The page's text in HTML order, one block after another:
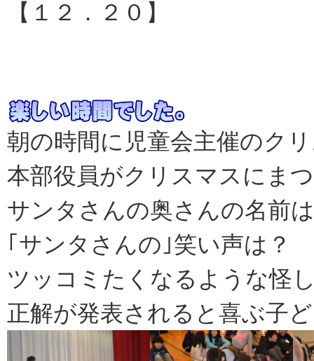
【１２．２０】
朝の時間に児童会主催のク
本部役員がクリスマスにま
サンタさんの奥さんの名前
｢サンタさんの｣笑い声は？
ツッコミたくなるような怪
正解が発表されると喜ぶ子